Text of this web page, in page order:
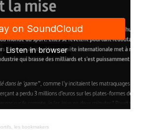
les bookmakers